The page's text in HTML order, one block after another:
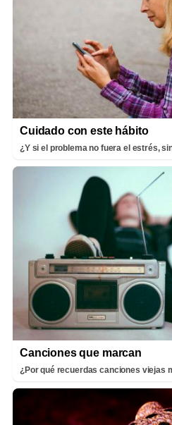
Cuidado con este hábito
¿Y si el problema no fuera el estrés,
Canciones que marcan
¿Por qué recuerdas canciones viejas